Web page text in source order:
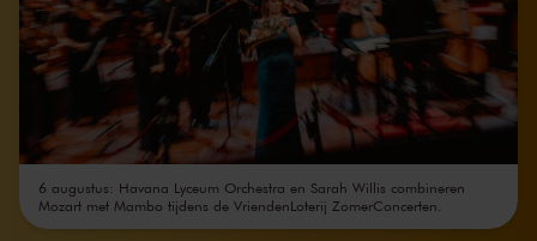
6 augustus: Havana Lyceum Orchestra en Sarah Willis combineren
Mozart met Mambo tijdens de VriendenLoterij ZomerConcerten.